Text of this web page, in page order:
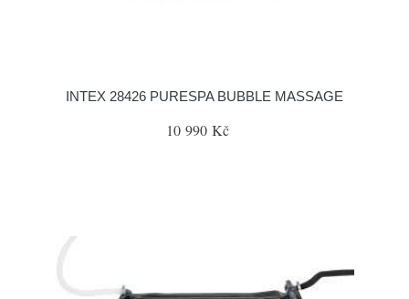
INTEX 28426 PURESPA BUBBLE MASSAGE
10 990 Kč